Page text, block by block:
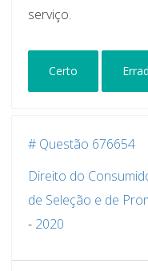
serviço.
Certo
# Questão 676654
Direito do
de Seleção e de
- 2020